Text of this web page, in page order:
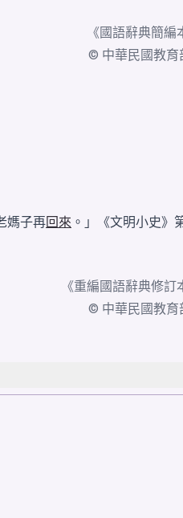
《國語辭典簡編
© 中華民國教育
媽子再回來 。」《文明小史》
《重編國語辭典修訂
© 中華民國教育